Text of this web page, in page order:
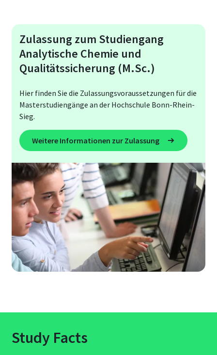
Zulassung zum Studiengang
Analytische Chemie und
Qualitätssicherung (M.Sc.)
Hier finden Sie die Zulassungsvoraussetzungen für die
Masterstudiengänge an der Hochschule Bonn-Rhein-
Sieg.
Weitere Informationen zur Zulassung
Study Facts